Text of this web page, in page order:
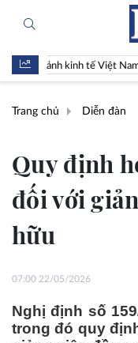
cảnh kinh tế Việt Nam 5
Trang chủ Diễn đàn
Quy định
đối với
hữu
07:00 22/05/2026
Nghị định số
trong đó quy